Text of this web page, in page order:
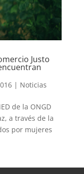
Justo
| Noticias
de la ONGD
a través de la
por mujeres